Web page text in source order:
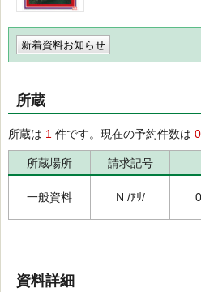
新着資料お知らせ
所蔵
所蔵は 1 件です。現在の予約件数は 0
所蔵場所 請求記号
一般資料 N /ｱﾘ/
資料詳細